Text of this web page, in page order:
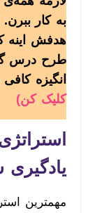
به کار
هدفش اینه
طرح درس
انگیزه
کلیک کن)
مهمترین